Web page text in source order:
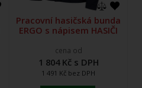
Pracovní hasičská bunda
ERGO s nápisem HASIČI
cena od
1 804 Kč s DPH
1 491 Kč bez DPH